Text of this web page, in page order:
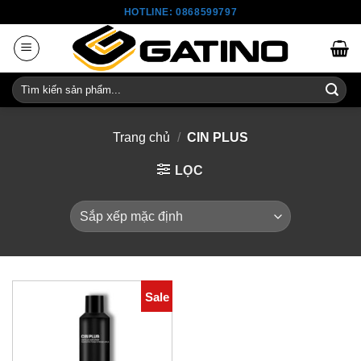
content
HOTLINE: 0868599797
Tìm
kiếm:
Trang chủ / CIN PLUS
LỌC
Sale